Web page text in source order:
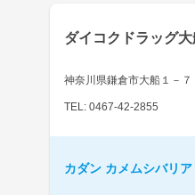
ダイコクドラッグ
神奈川県鎌倉市大船１－７
TEL: 0467-42-2855
カダン カメムシバリ